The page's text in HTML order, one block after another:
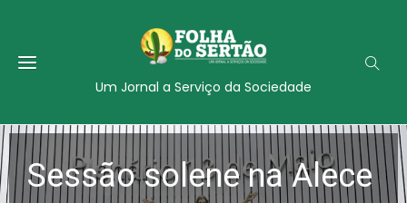
Um Jornal a Serviço da Sociedade
Sessão solene na Alece